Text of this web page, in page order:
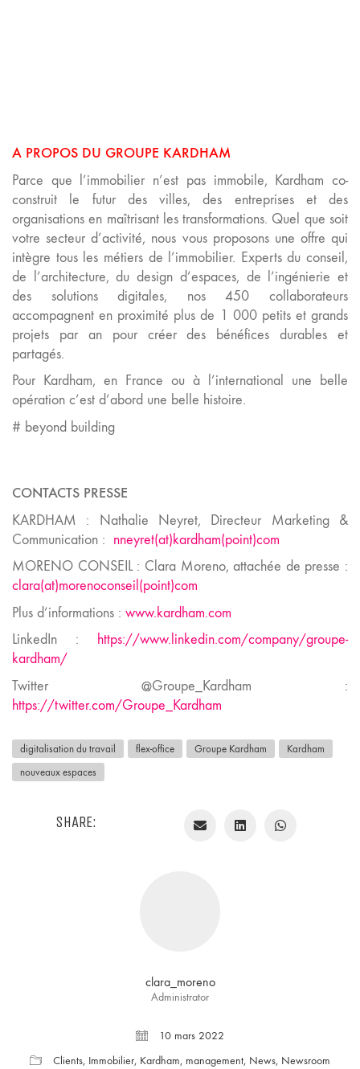
A PROPOS DU GROUPE KARDHAM
Parce que l’immobilier n’est pas immobile, Kardham co-
construit le futur des villes, des entreprises et des
organisations en maîtrisant les transformations. Quel que soit
votre secteur d’activité, nous vous proposons une offre qui
intègre tous les métiers de l’immobilier. Experts du conseil,
de l’architecture, du design d’espaces, de l’ingénierie et
des solutions digitales, nos 450 collaborateurs
accompagnent en proximité plus de 1 000 petits et grands
projets par an pour créer des bénéfices durables et
partagés.
Pour Kardham, en France ou à l’international une belle
opération c’est d’abord une belle histoire.
# beyond building
CONTACTS PRESSE
KARDHAM : Nathalie Neyret, Directeur Marketing &
Communication : nneyret(at)kardham(point)com
MORENO CONSEIL : Clara Moreno, attachée de presse :
clara(at)morenoconseil(point)com
Plus d’informations : www.kardham.com
LinkedIn : https://www.linkedin.com/company/groupe-
kardham/
Twitter @Groupe_Kardham :
https://twitter.com/Groupe_Kardham
digitalisation du travail flex-office Groupe Kardham
Kardham
nouveaux espaces
SHARE:
clara_moreno
Administrator
10 mars 2022
Clients, Immobilier, Kardham, management, News, Newsroom